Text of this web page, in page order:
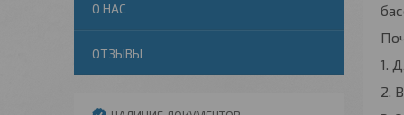
1.
2.
О НАС
ОТЗЫВЫ